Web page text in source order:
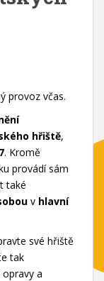
provoz včas.
hřiště,
. Kromě
provádí sám
také
v hlavní
své hřiště
tak
a